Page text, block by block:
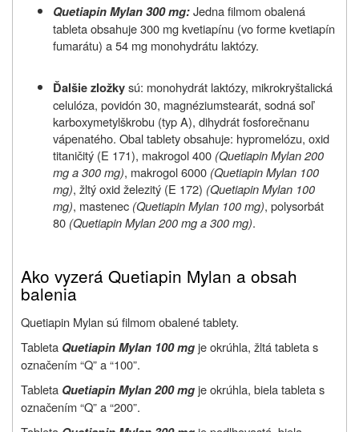
Quetiapin Mylan 300 mg:Jedna filmom obalená
tableta obsahuje 300 mg kvetiapínu (vo forme kvetiapín
fumarátu) a 54 mg monohydrátu laktózy.
Ďalšie zložkysú: monohydrát laktózy, mikrokryštalická
celulóza, povidón 30, magnéziumstearát, sodná soľ
karboxymetylškrobu (typ A), dihydrát fosforečnanu
vápenatého. Obal tablety obsahuje: hypromelózu, oxid
titaničitý (E 171), makrogol 400 (Quetiapin Mylan 200
mg a 300 mg), makrogol 6000 (Quetiapin Mylan 100
mg), žltý oxid železitý (E 172) (Quetiapin Mylan 100
mg), mastenec (Quetiapin Mylan 100 mg), polysorbát
80 (Quetiapin Mylan 200 mg a 300 mg).
Ako vyzerá Quetiapin Mylan a obsah
balenia
Quetiapin Mylan sú filmom obalené tablety.
Tableta Quetiapin Mylan 100 mgje okrúhla, žltá tableta s
označením “Q” a “100”.
Tableta Quetiapin Mylan 200 mgje okrúhla, biela tableta s
označením “Q” a “200”.